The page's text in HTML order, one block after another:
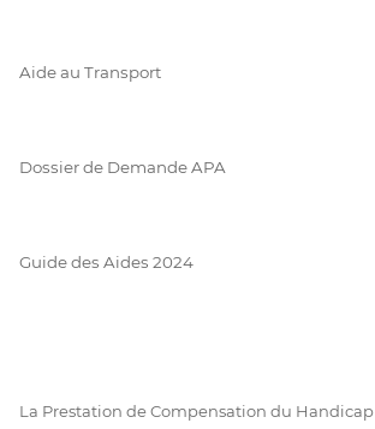
Aide au Transport
Dossier de Demande APA
Guide des Aides 2024
La Prestation de Compensation du Handicap